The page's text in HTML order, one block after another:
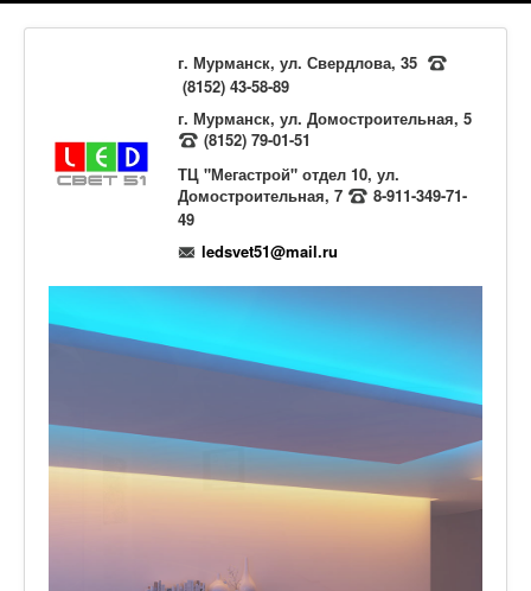
г. Мурманск, ул. Свердлова, 35
(8152) 43-58-89
г. Мурманск, ул. Домостроительная, 5
(8152) 79-01-51
ТЦ "Мегастрой" отдел 10, ул.
Домостроительная, 7
8-911-349-71-
49
ledsvet51@mail.ru